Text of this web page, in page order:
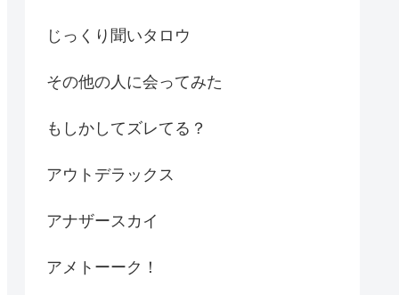
じっくり聞いタロウ
その他の人に会ってみた
もしかしてズレてる？
アウトデラックス
アナザースカイ
アメトーーク！